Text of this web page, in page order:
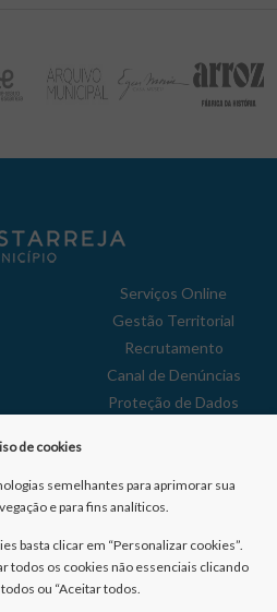
Serviços Online
Gestão Territorial
Recrutamento
Canal de Denúncias
Proteção de Dados
Reclamações
de cookies
semelhantes para aprimorar sua
e para fins analíticos.
basta clicar em “Personalizar cookies”.
todos os cookies não essenciais clicando
ou “Aceitar todos.